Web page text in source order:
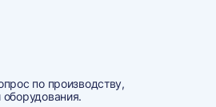
по производству,